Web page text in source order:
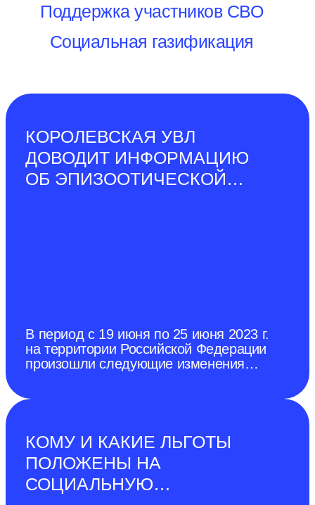
Поддержка участников СВО
Социальная газификация
КОРОЛЕВСКАЯ УВЛ
ДОВОДИТ ИНФОРМАЦИЮ
ОБ ЭПИЗООТИЧЕСКОЙ
В период с 19 июня по 25 июня 2023 г.
на территории Российской Федерации
произошли следующие изменения
заседания чрезвычайной
противоэпизоотической комиссии
города Донецка от 28 декабря 2022
г.). Среди домашних свиней
карантинные ограничения по АЧС
КОМУ И КАКИЕ ЛЬГОТЫ
ПОЛОЖЕНЫ НА
СОЦИАЛЬНУЮ